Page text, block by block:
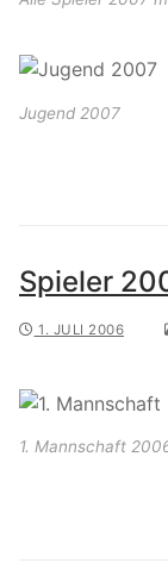
Jugend 2007
Spieler
1. JULI 2006
1. Mannschaft